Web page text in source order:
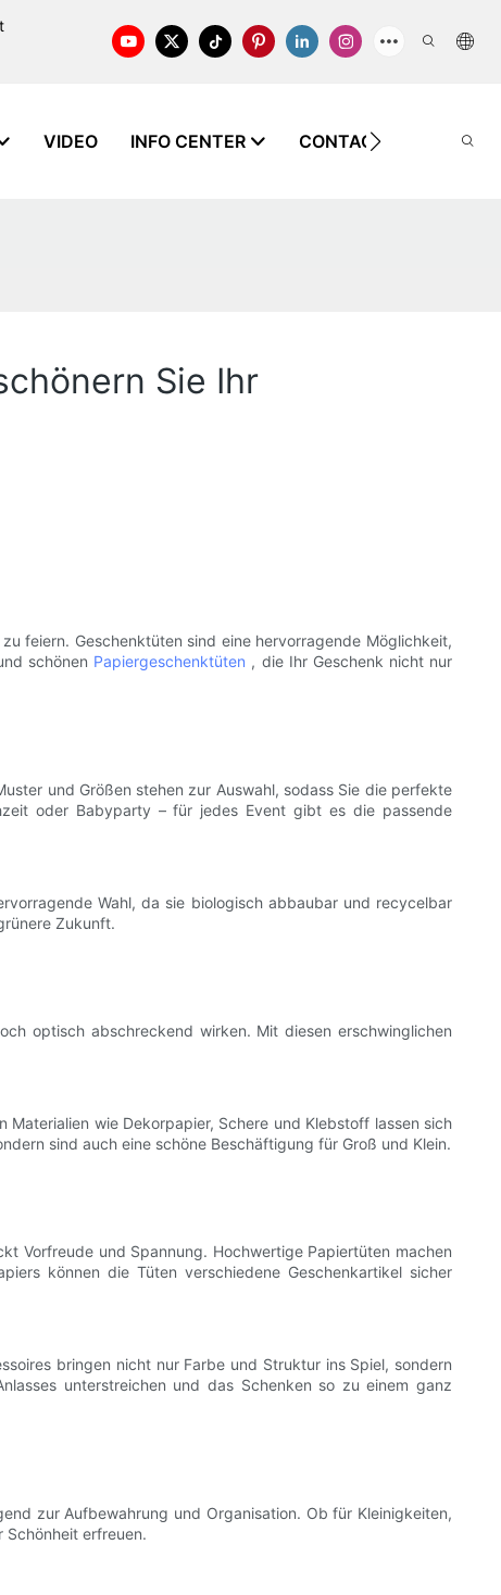
VIDEO INFO CENTER CONTACT US
Sie Ihr
feiern. Geschenktüten sind eine hervorragende Möglichkeit,
schönen Papiergeschenktüten , die Ihr Geschenk nicht nur
und Größen stehen zur Auswahl, sodass Sie die perfekte
oder Babyparty – für jedes Event gibt es die passende
Wahl, da sie biologisch abbaubar und recycelbar
Zukunft.
optisch abschreckend wirken. Mit diesen erschwinglichen
wie Dekorpapier, Schere und Klebstoff lassen sich
sind auch eine schöne Beschäftigung für Groß und Klein.
Vorfreude und Spannung. Hochwertige Papiertüten machen
können die Tüten verschiedene Geschenkartikel sicher
bringen nicht nur Farbe und Struktur ins Spiel, sondern
unterstreichen und das Schenken so zu einem ganz
zur Aufbewahrung und Organisation. Ob für Kleinigkeiten,
Schönheit erfreuen.